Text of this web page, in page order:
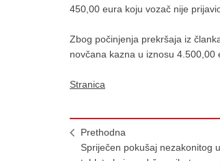
450,00 eura koju vozač nije
Zbog počinjenja prekršaja iz
novčana kazna u iznosu 4.500,00
Stranica
Prethodna
Spriječen pokušaj nezakonitog